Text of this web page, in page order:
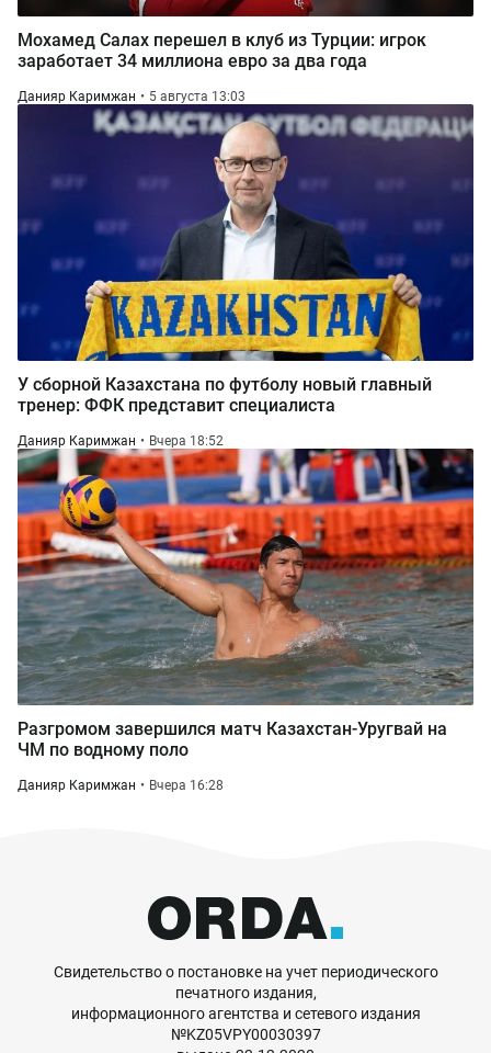
Мохамед Салах перешел в клуб из Турции: игрок
заработает 34 миллиона евро за два года
Данияр Каримжан 5 августа 13:03
У сборной Казахстана по футболу новый главный
тренер: ФФК представит специалиста
Данияр Каримжан Вчера 18:52
Разгромом завершился матч Казахстан-Уругвай на
ЧМ по водному поло
Данияр Каримжан Вчера 16:28
Свидетельство о постановке на учет периодического
печатного издания,
информационного агентства и сетевого издания
№KZ05VPY00030397